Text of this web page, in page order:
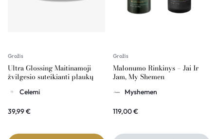
Grožis
Ultra Glossing Maitinamoji
žvilgesio suteikianti plaukų
200ml CELEMI
Celemi
39,99€
Grožis
Malonumo Rinkinys – Jai Ir
Jam, My Shemen
Myshemen
119,00€